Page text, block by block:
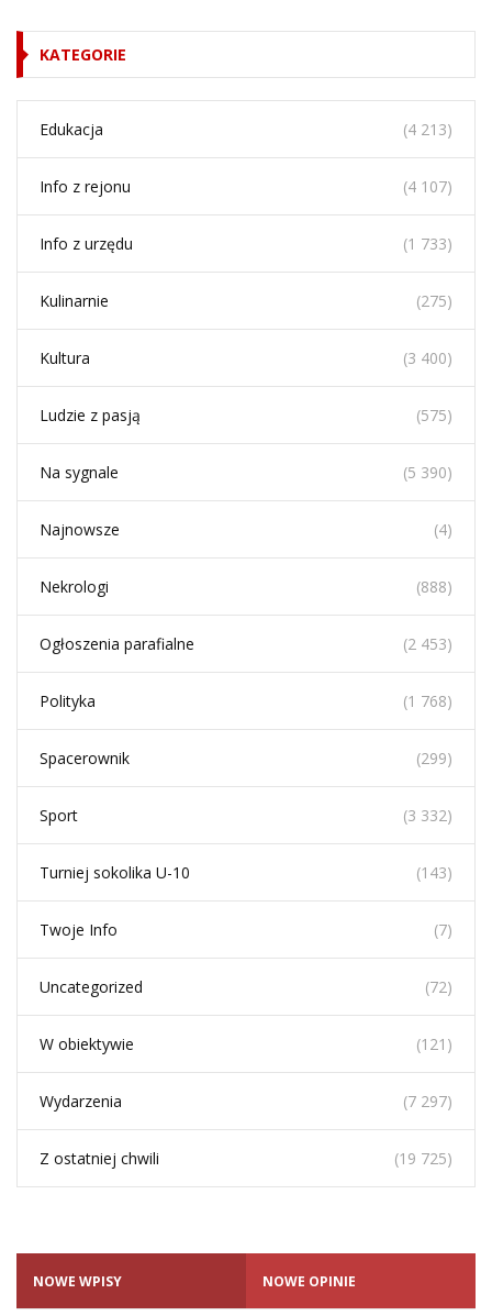
KATEGORIE
Edukacja (4 213)
Info z rejonu (4 107)
Info z urzędu (1 733)
Kulinarnie (275)
Kultura (3 400)
Ludzie z pasją (575)
Na sygnale (5 390)
Najnowsze (4)
Nekrologi (888)
Ogłoszenia parafialne (2 453)
Polityka (1 768)
Spacerownik (299)
Sport (3 332)
Turniej sokolika U-10 (143)
Twoje Info (7)
Uncategorized (72)
W obiektywie (121)
Wydarzenia (7 297)
Z ostatniej chwili (19 725)
NOWE WPISY NOWE OPINIE